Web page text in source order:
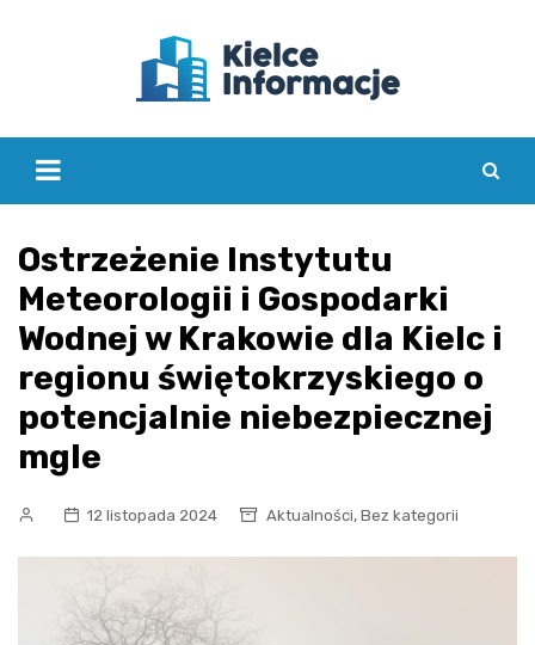
Ostrzeżenie Instytutu
Meteorologii i Gospodarki
Wodnej w Krakowie dla Kielc i
regionu świętokrzyskiego o
potencjalnie niebezpiecznej
mgle
12 listopada 2024 Aktualności, Bez kategorii